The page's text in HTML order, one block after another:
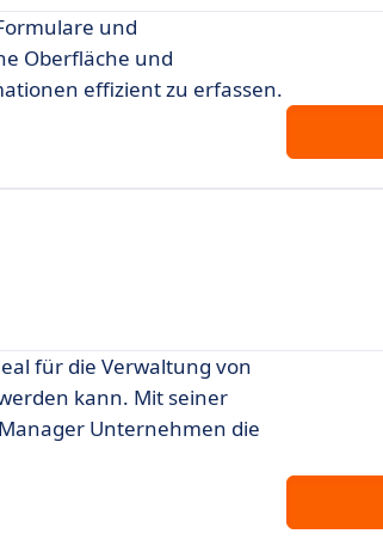
und
Oberfläche und
effizient zu erfassen.
für die Verwaltung von
kann. Mit seiner
Unternehmen die